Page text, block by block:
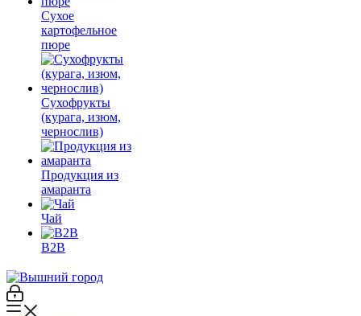
Сухое
картофельное
пюре
Сухофрукты
(курага, изюм,
чернослив)
Продукция из
амаранта
Чай
B2B